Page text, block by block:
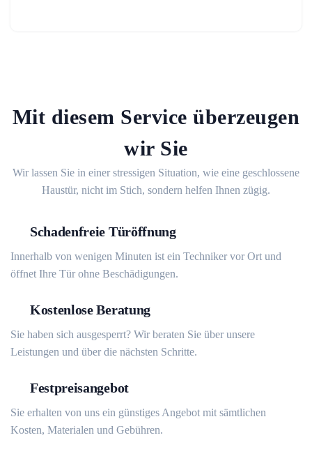
Mit diesem Service überzeugen
wir Sie
Wir lassen Sie in einer stressigen Situation, wie eine geschlossene
Haustür, nicht im Stich, sondern helfen Ihnen zügig.
Schadenfreie Türöffnung
Innerhalb von wenigen Minuten ist ein Techniker vor Ort und
öffnet Ihre Tür ohne Beschädigungen.
Kostenlose Beratung
Sie haben sich ausgesperrt? Wir beraten Sie über unsere
Leistungen und über die nächsten Schritte.
Festpreisangebot
Sie erhalten von uns ein günstiges Angebot mit sämtlichen
Kosten, Materialen und Gebühren.